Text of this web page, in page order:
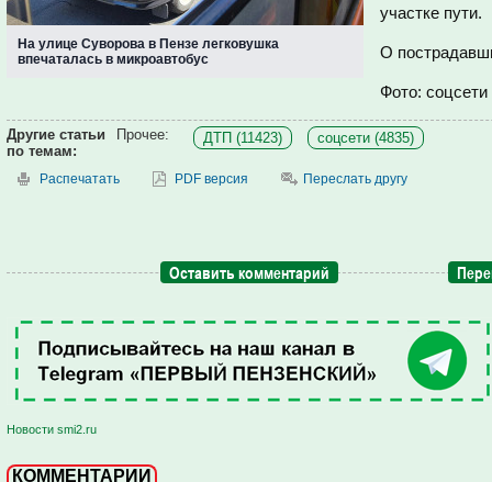
На улице Суворова в Пензе легковушка
впечаталась в микроавтобус
участке пути.
О
Фото: соцсети
Другие статьи
по темам:
Прочее: ДТП (11423) соцсети (4835)
Распечатать PDF версия Переслать другу
Оставить комментарий
Новости smi2.ru
КОММЕНТАРИИ